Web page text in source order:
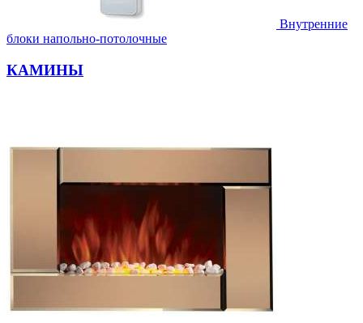
Внутренние
блоки напольно-потолочные
КАМИНЫ